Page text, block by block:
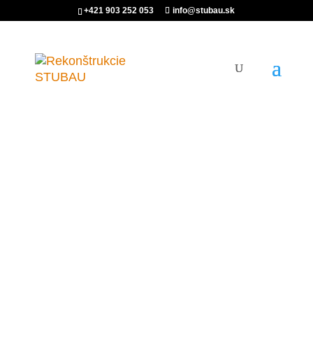
+421 903 252 053 info@stubau.sk